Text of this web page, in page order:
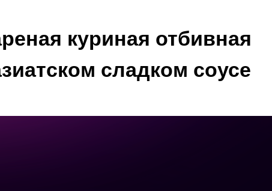
куриная отбивная
сладком соусе